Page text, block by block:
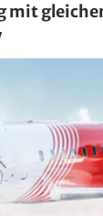
mit